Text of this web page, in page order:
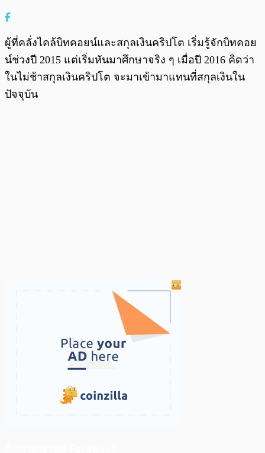
ผู้ที่คลั่งไคล้บิทคอยน์และสกุลเงินคริปโต เริ่มรู้จักบิทคอย
น์ช่วงปี 2015 แต่เริ่มหันมาศึกษาจริง ๆ เมื่อปี 2016 คิดว่า
ในไม่ช้าสกุลเงินคริปโต จะมาเข้ามาแทนที่สกุลเงินใน
ปัจจุบัน